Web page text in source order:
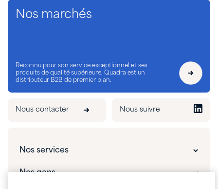
Nos marchés
Reconnu pour son service exceptionnel et ses
produits de qualité supérieure, Quadra est un
distributeur B2B de premier plan.
Nous contacter Nous suivre
Nos services
Solutions innovantes
Nos gens